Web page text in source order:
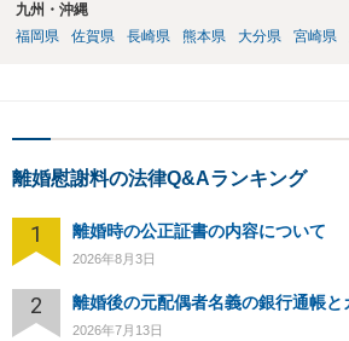
九州・沖縄
福岡県
佐賀県 長崎県 熊本県 大分県 宮崎県
離婚慰謝料の法律Q&Aランキング
1 離婚時の公正証書の内容について
2026年8月3日
2
2026年7月13日